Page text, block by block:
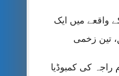
واقعے میں ایک
تین زخمی
راجہ کی کمبوڈیا